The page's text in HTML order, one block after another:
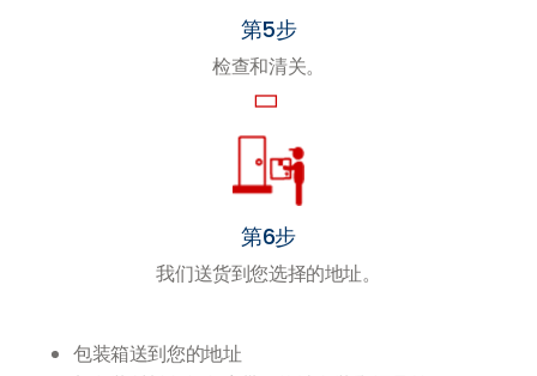
第5步
检查和清关。
第6步
我们送货到您选择的地址。
包装箱送到您的地址